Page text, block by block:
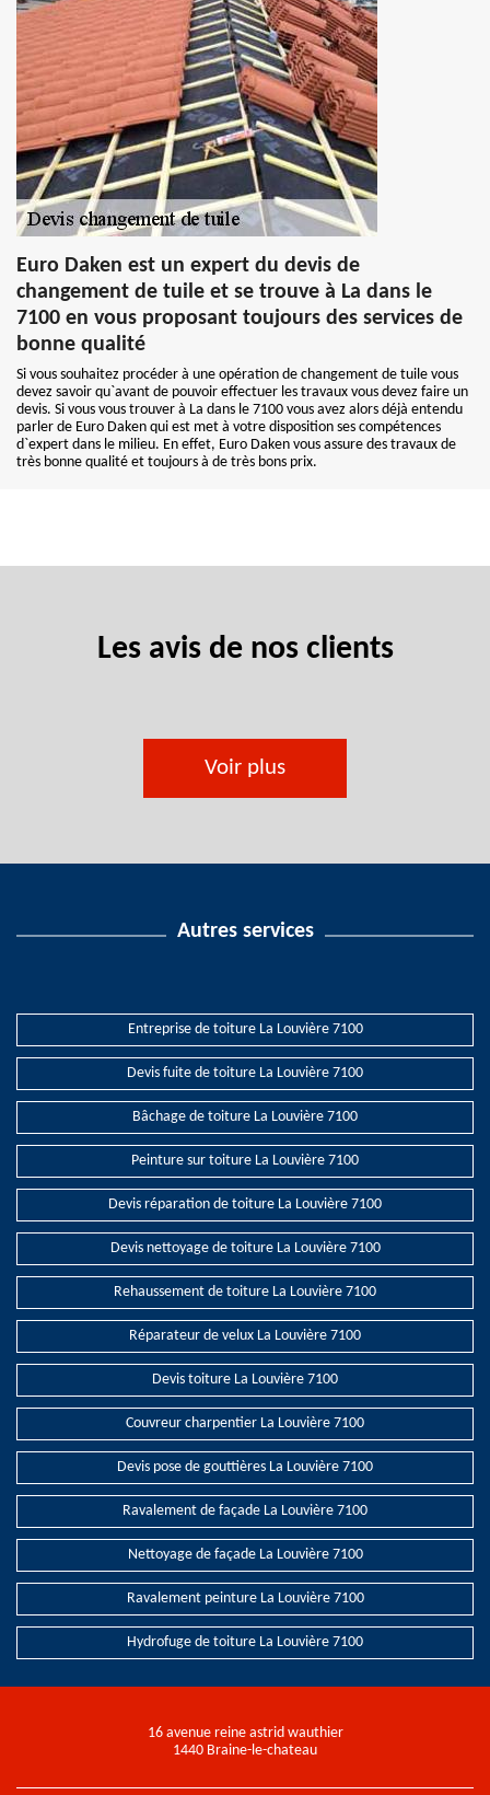
Euro Daken est un expert du devis de
changement de tuile et se trouve à La dans le
7100 en vous proposant toujours des services de
bonne qualité
Si vous souhaitez procéder à une opération de changement de tuile vous
devez savoir qu`avant de pouvoir effectuer les travaux vous devez faire un
devis. Si vous vous trouver à La dans le 7100 vous avez alors déjà entendu
parler de Euro Daken qui est met à votre disposition ses compétences
d`expert dans le milieu. En effet, Euro Daken vous assure des travaux de
très bonne qualité et toujours à de très bons prix.
Les avis de nos clients
Voir plus
Autres services
Entreprise de toiture La Louvière 7100
Devis fuite de toiture La Louvière 7100
Bâchage de toiture La Louvière 7100
Peinture sur toiture La Louvière 7100
Devis réparation de toiture La Louvière 7100
Devis nettoyage de toiture La Louvière 7100
Rehaussement de toiture La Louvière 7100
Réparateur de velux La Louvière 7100
Devis toiture La Louvière 7100
Couvreur charpentier La Louvière 7100
Devis pose de gouttières La Louvière 7100
Ravalement de façade La Louvière 7100
Nettoyage de façade La Louvière 7100
Ravalement peinture La Louvière 7100
Hydrofuge de toiture La Louvière 7100
16 avenue reine astrid wauthier
1440 Braine-le-chateau